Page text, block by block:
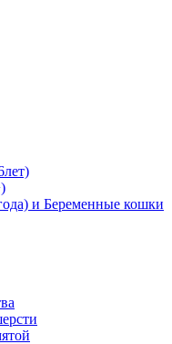
и Беременные кошки